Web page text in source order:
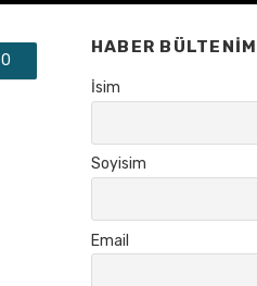
0
HABER
İsim
Soyisim
Email